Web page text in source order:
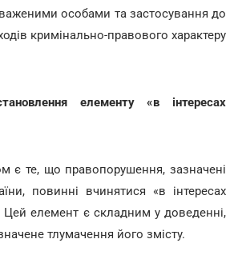
особами та застосування до
кримінально-правового характеру
елементу «в інтересах
є те, що правопорушення, зазначені
повинні вчинятися «в інтересах
Цей елемент є складним у доведенні,
тлумачення його змісту.